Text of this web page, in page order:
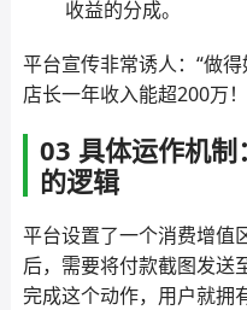
收益的分成。
平台宣传非常诱人：“做
店长一年收入能超200万
03 具体运作机
的逻辑
平台设置了一个消费增值
后，需要将付款截图发送
完成这个动作，用户就拥